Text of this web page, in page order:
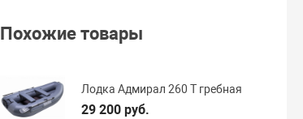
Похожие товары
Лодка Адмирал 260 T гребная
29 200 руб.